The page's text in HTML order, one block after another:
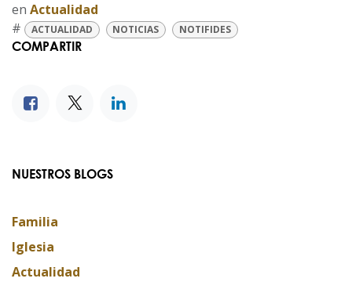
en Actualidad
#
ACTUALIDAD NOTICIAS NOTIFIDES
COMPARTIR
NUESTROS BLOGS
Familia
Iglesia
Actualidad